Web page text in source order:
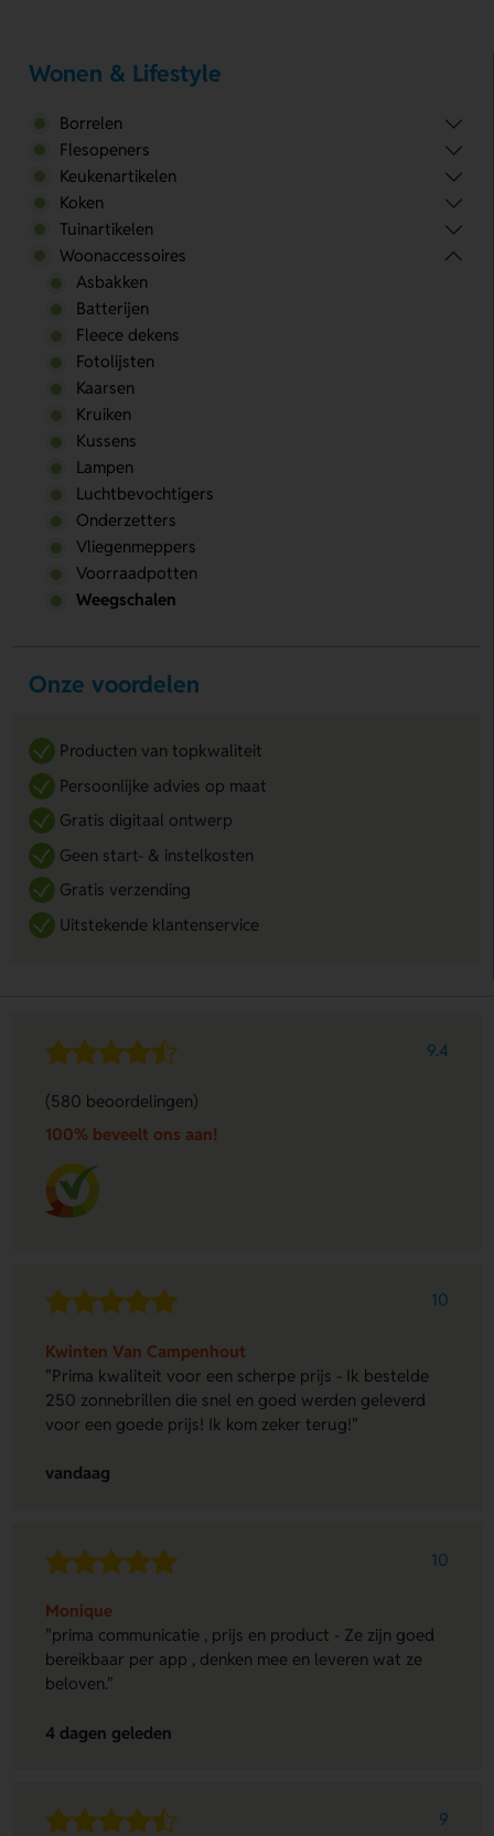
Wonen & Lifestyle
Borrelen
Flesopeners
Keukenartikelen
Koken
Tuinartikelen
Woonaccessoires
Asbakken
Batterijen
Fleece dekens
Fotolijsten
Kaarsen
Kruiken
Kussens
Lampen
Luchtbevochtigers
Onderzetters
Vliegenmeppers
Voorraadpotten
Weegschalen
Onze voordelen
Producten van topkwaliteit
Persoonlijke advies op maat
Gratis digitaal ontwerp
Geen start- & instelkosten
Gratis verzending
Uitstekende klantenservice
9.4
(580 beoordelingen)
100% beveelt ons aan!
10
Kwinten Van Campenhout
"Prima kwaliteit voor een scherpe prijs - Ik bestelde
250 zonnebrillen die snel en goed werden geleverd
voor een goede prijs! Ik kom zeker terug!"
vandaag
10
Monique
"prima communicatie , prijs en product - Ze zijn goed
bereikbaar per app , denken mee en leveren wat ze
beloven."
4 dagen geleden
9